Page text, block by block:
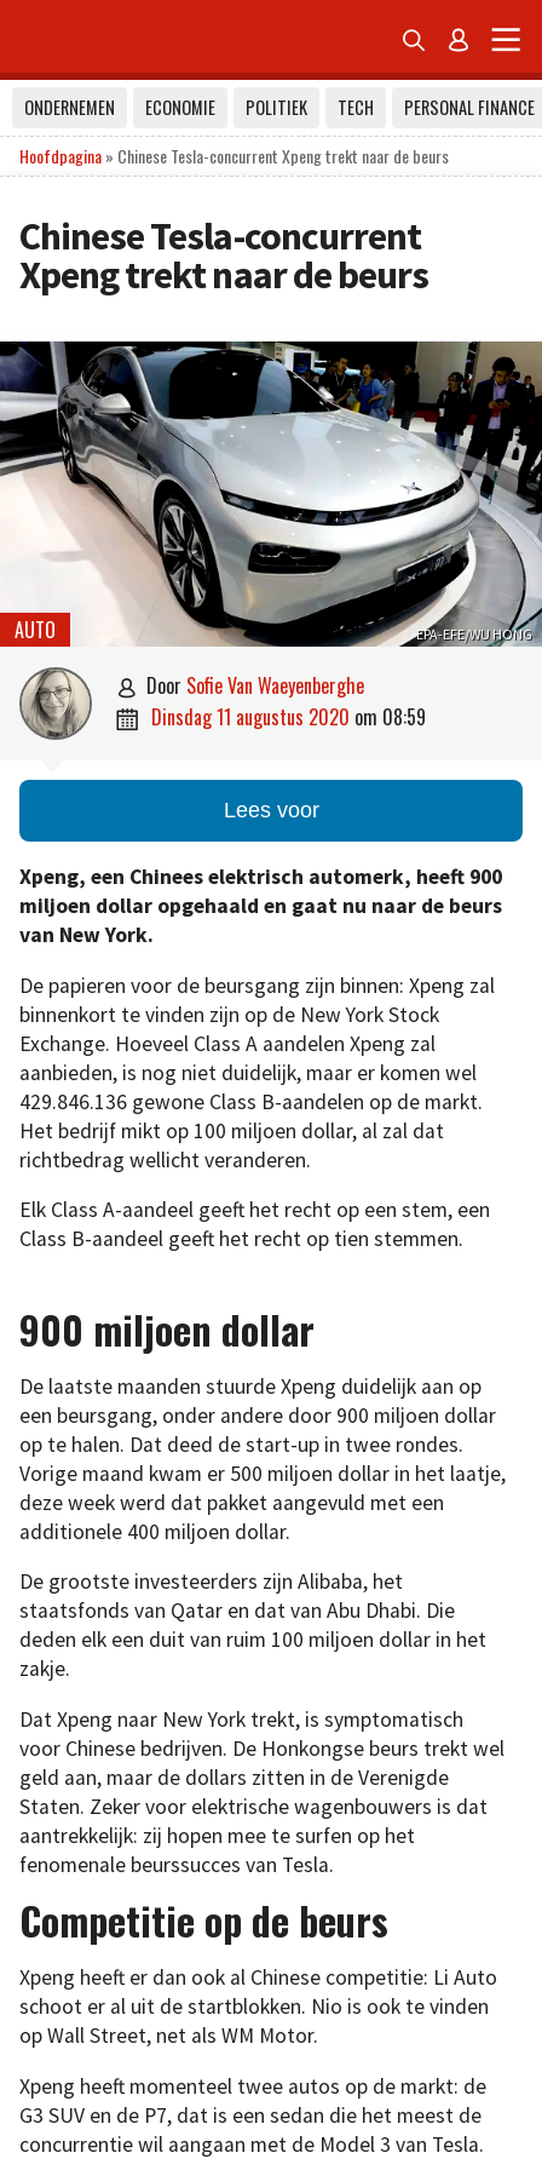
 
ONDERNEMEN ECONOMIE POLITIEK TECH
PERSONAL FINANCE
Hoofdpagina» Chinese Tesla-concurrent Xpeng trekt naar de beurs
Chinese Tesla-concurrent
Xpeng trekt naar de beurs
EPA-EFE/WU HONG
AUTO
 door Sofie Van Waeyenberghe
 dinsdag 11 augustus 2020 om 08:59
Lees voor
Xpeng, een Chinees elektrisch automerk, heeft 900
miljoen dollar opgehaald en gaat nu naar de beurs
van New York.
De papieren voor de beursgang zijn binnen: Xpeng zal
binnenkort te vinden zijn op de New York Stock
Exchange. Hoeveel Class A aandelen Xpeng zal
aanbieden, is nog niet duidelijk, maar er komen wel
429.846.136 gewone Class B-aandelen op de markt.
Het bedrijf mikt op 100 miljoen dollar, al zal dat
richtbedrag wellicht veranderen.
Elk Class A-aandeel geeft het recht op een stem, een
Class B-aandeel geeft het recht op tien stemmen.
900 miljoen dollar
De laatste maanden stuurde Xpeng duidelijk aan op
een beursgang, onder andere door 900 miljoen dollar
op te halen. Dat deed de start-up in twee rondes.
Vorige maand kwam er 500 miljoen dollar in het laatje,
deze week werd dat pakket aangevuld met een
additionele 400 miljoen dollar.
De grootste investeerders zijn Alibaba, het
staatsfonds van Qatar en dat van Abu Dhabi. Die
deden elk een duit van ruim 100 miljoen dollar in het
zakje.
Dat Xpeng naar New York trekt, is symptomatisch
voor Chinese bedrijven. De Honkongse beurs trekt wel
geld aan, maar de dollars zitten in de Verenigde
Staten. Zeker voor elektrische wagenbouwers is dat
aantrekkelijk: zij hopen mee te surfen op het
fenomenale beurssucces van Tesla.
Competitie op de beurs
Xpeng heeft er dan ook al Chinese competitie: Li Auto
schoot er al uit de startblokken. Nio is ook te vinden
op Wall Street, net als WM Motor.
Xpeng heeft momenteel twee autos op de markt: de
G3 SUV en de P7, dat is een sedan die het meest de
concurrentie wil aangaan met de Model 3 van Tesla.